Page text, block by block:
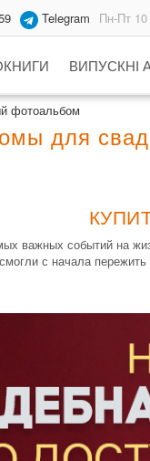
Telegram Пн-Пт
ВИПУСКНІ
фотоальбом
для
важных событий на
с начала